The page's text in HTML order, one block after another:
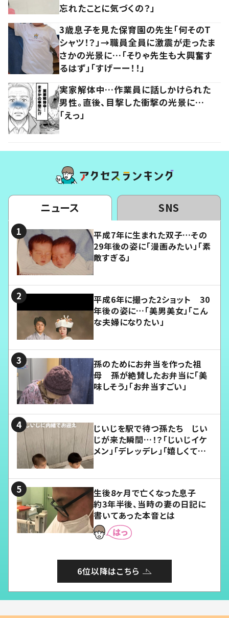
忘れたことに気づくの？」
3歳息子を見た保育園の先生「何そのT
シャツ！？」→職員全員に激震が走ったま
さかの光景に…「そりゃ先生も大興奮す
るはず」「すげーー！！」
実家解体中…作業員に話しかけられた
男性。直後、目撃した衝撃の光景に…
「えっ」
ニュース SNS
平成7年に生まれた双子…その
29年後の姿に「漫画みたい」「素
敵すぎる」
平成6年に撮った2ショット 30
年後の姿に…「美男美女」「こん
な夫婦になりたい」
孫のためにお弁当を作った祖
母 孫が絶賛したお弁当に「美
味しそう」「お弁当すごい」
じいじを駅で待つ孫たち じい
じが来た瞬間…！？「じいじイケ
メン」「デレッデレ」「嬉しくて可
生後8ヶ月で亡くなった息子
約3年半後、当時の妻の日記に
書いてあった本音とは
6位以降はこちら